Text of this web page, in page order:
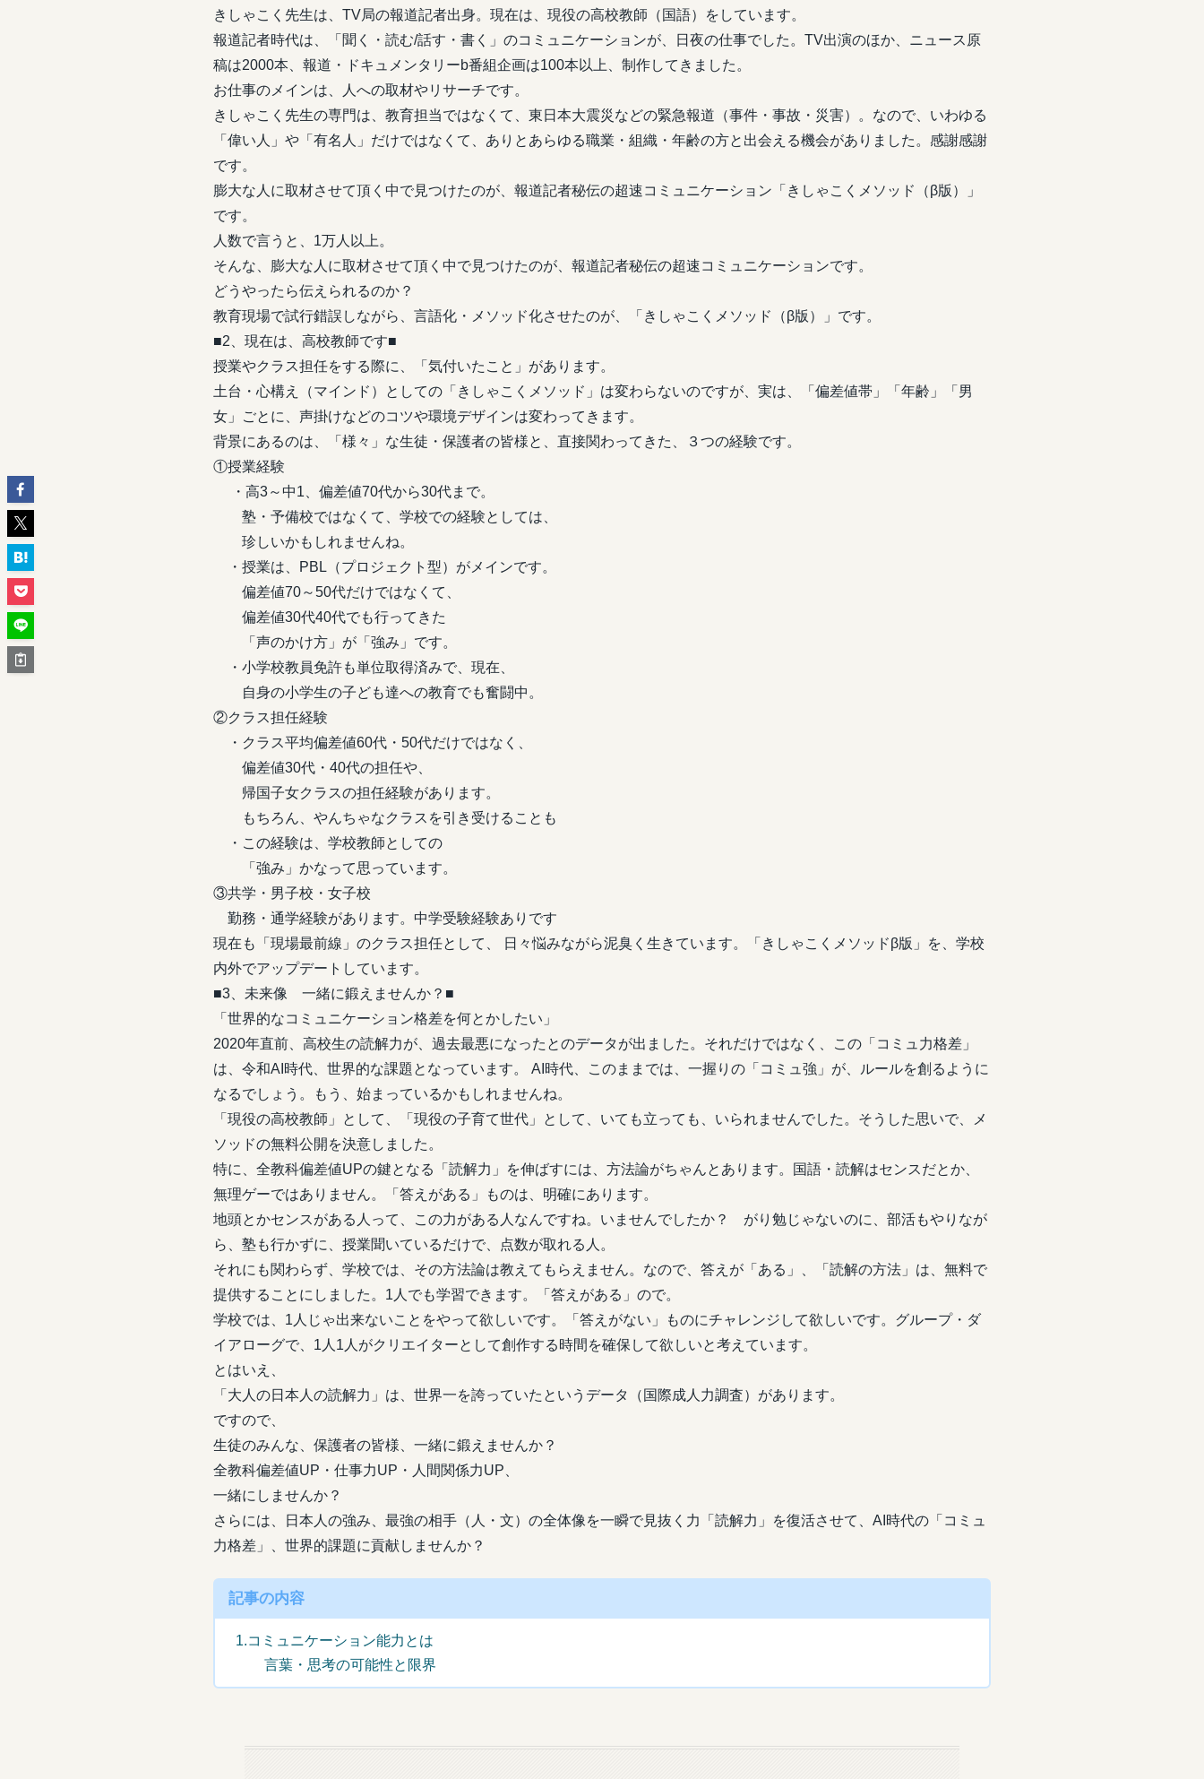
きしゃこく先生は、TV局の報道記者出身。現在は、現役の高校教師（国語）をしています。
報道記者時代は、「聞く・読む/話す・書く」のコミュニケーションが、日夜の仕事でした。TV出演のほか、ニュース原
稿は2000本、報道・ドキュメンタリーb番組企画は100本以上、制作してきました。
お仕事のメインは、人への取材やリサーチです。
きしゃこく先生の専門は、教育担当ではなくて、東日本大震災などの緊急報道（事件・事故・災害）。なので、いわゆる
「偉い人」や「有名人」だけではなくて、ありとあらゆる職業・組織・年齢の方と出会える機会がありました。感謝感謝
です。
膨大な人に取材させて頂く中で見つけたのが、報道記者秘伝の超速コミュニケーション「きしゃこくメソッド（β版）」
です。
人数で言うと、1万人以上。
そんな、膨大な人に取材させて頂く中で見つけたのが、報道記者秘伝の超速コミュニケーションです。
どうやったら伝えられるのか？
教育現場で試行錯誤しながら、言語化・メソッド化させたのが、「きしゃこくメソッド（β版）」です。
■2、現在は、高校教師です■
授業やクラス担任をする際に、「気付いたこと」があります。
土台・心構え（マインド）としての「きしゃこくメソッド」は変わらないのですが、実は、「偏差値帯」「年齢」「男
女」ごとに、声掛けなどのコツや環境デザインは変わってきます。
背景にあるのは、「様々」な生徒・保護者の皆様と、直接関わってきた、３つの経験です。
①授業経験
・高3～中1、偏差値70代から30代まで。
塾・予備校ではなくて、学校での経験としては、
珍しいかもしれませんね。
・授業は、PBL（プロジェクト型）がメインです。
偏差値70～50代だけではなくて、
偏差値30代40代でも行ってきた
「声のかけ方」が「強み」です。
・小学校教員免許も単位取得済みで、現在、
自身の小学生の子ども達への教育でも奮闘中。
②クラス担任経験
・クラス平均偏差値60代・50代だけではなく、
偏差値30代・40代の担任や、
帰国子女クラスの担任経験があります。
もちろん、やんちゃなクラスを引き受けることも
・この経験は、学校教師としての
「強み」かなって思っています。
③共学・男子校・女子校
勤務・通学経験があります。中学受験経験ありです
現在も「現場最前線」のクラス担任として、 日々悩みながら泥臭く生きています。「きしゃこくメソッドβ版」を、学校
内外でアップデートしています。
■3、未来像 一緒に鍛えませんか？■
「世界的なコミュニケーション格差を何とかしたい」
2020年直前、高校生の読解力が、過去最悪になったとのデータが出ました。それだけではなく、この「コミュ力格差」
は、令和AI時代、世界的な課題となっています。 AI時代、このままでは、一握りの「コミュ強」が、ルールを創るように
なるでしょう。もう、始まっているかもしれませんね。
「現役の高校教師」として、「現役の子育て世代」として、いても立っても、いられませんでした。そうした思いで、メ
ソッドの無料公開を決意しました。
特に、全教科偏差値UPの鍵となる「読解力」を伸ばすには、方法論がちゃんとあります。国語・読解はセンスだとか、
無理ゲーではありません。「答えがある」ものは、明確にあります。
地頭とかセンスがある人って、この力がある人なんですね。いませんでしたか？ がり勉じゃないのに、部活もやりなが
ら、塾も行かずに、授業聞いているだけで、点数が取れる人。
それにも関わらず、学校では、その方法論は教えてもらえません。なので、答えが「ある」、「読解の方法」は、無料で
提供することにしました。1人でも学習できます。「答えがある」ので。
学校では、1人じゃ出来ないことをやって欲しいです。「答えがない」ものにチャレンジして欲しいです。グループ・ダ
イアローグで、1人1人がクリエイターとして創作する時間を確保して欲しいと考えています。
とはいえ、
「大人の日本人の読解力」は、世界一を誇っていたというデータ（国際成人力調査）があります。
ですので、
生徒のみんな、保護者の皆様、一緒に鍛えませんか？
全教科偏差値UP・仕事力UP・人間関係力UP、
一緒にしませんか？
さらには、日本人の強み、最強の相手（人・文）の全体像を一瞬で見抜く力「読解力」を復活させて、AI時代の「コミュ
力格差」、世界的課題に貢献しませんか？
記事の内容
1.コミュニケーション能力とは
言葉・思考の可能性と限界